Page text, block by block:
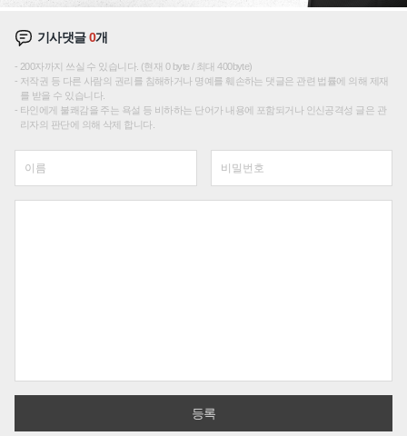
기사댓글0개
200자까지 쓰실 수 있습니다. (현재 0 byte / 최대 400byte)
저작권 등 다른 사람의 권리를 침해하거나 명예를 훼손하는 댓글은 관련 법률에 의해 제재
를 받을 수 있습니다.
타인에게 불쾌감을 주는 욕설 등 비하하는 단어가 내용에 포함되거나 인신공격성 글은 관
리자의 판단에 의해 삭제 합니다.